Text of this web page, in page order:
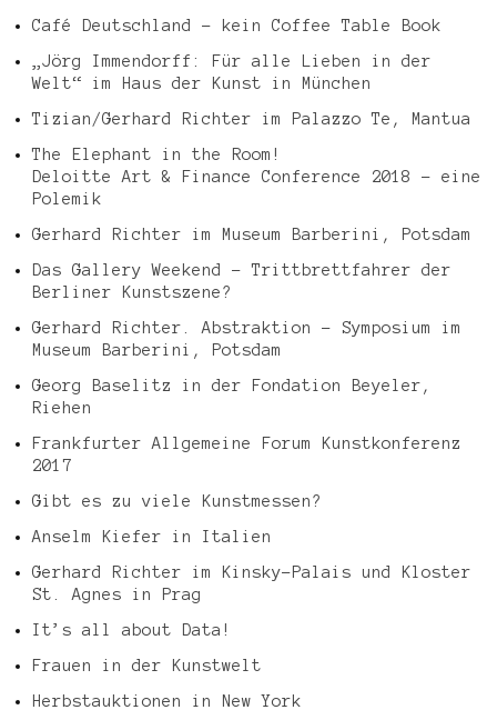
Café Deutschland – kein Coffee Table Book
„Jörg Immendorff: Für alle Lieben in der
Welt“ im Haus der Kunst in München
Tizian/Gerhard Richter im Palazzo Te, Mantua
The Elephant in the Room!
Deloitte Art & Finance Conference 2018 – eine
Polemik
Gerhard Richter im Museum Barberini, Potsdam
Das Gallery Weekend – Trittbrettfahrer der
Berliner Kunstszene?
Gerhard Richter. Abstraktion – Symposium im
Museum Barberini, Potsdam
Georg Baselitz in der Fondation Beyeler,
Riehen
Frankfurter Allgemeine Forum Kunstkonferenz
2017
Gibt es zu viele Kunstmessen?
Anselm Kiefer in Italien
Gerhard Richter im Kinsky-Palais und Kloster
St. Agnes in Prag
It’s all about Data!
Frauen in der Kunstwelt
Herbstauktionen in New York